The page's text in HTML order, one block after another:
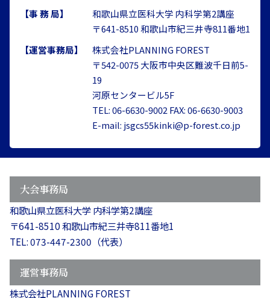
【事 務 局】
和歌山県立医科大学 内科学第2講座
〒641-8510 和歌山市紀三井寺811番地1
【運営事務局】
株式会社PLANNING FOREST
〒542-0075 大阪市中央区難波千日前5-
19
河原センタービル5F
TEL: 06-6630-9002 FAX: 06-6630-9003
E-mail: jsgcs55kinki@p-forest.co.jp
大会事務局
和歌山県立医科大学 内科学第2講座
〒641-8510 和歌山市紀三井寺811番地1
TEL: 073-447-2300（代表）
運営事務局
株式会社PLANNING FOREST